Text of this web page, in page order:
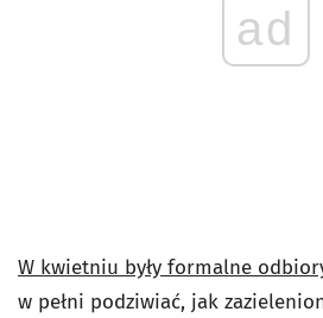
ad
W kwietniu były formalne
w pełni podziwiać, jak